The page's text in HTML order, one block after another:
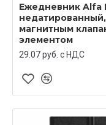
Ежедневник Alfa
магнитным
элементом
29.07 руб. c НДС